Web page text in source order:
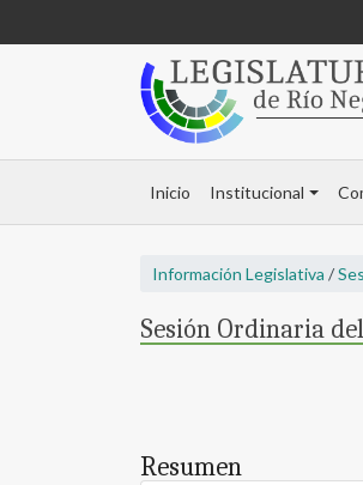
Inicio Institucional
Información Legislativa /
Sesión Ordinaria
Resumen